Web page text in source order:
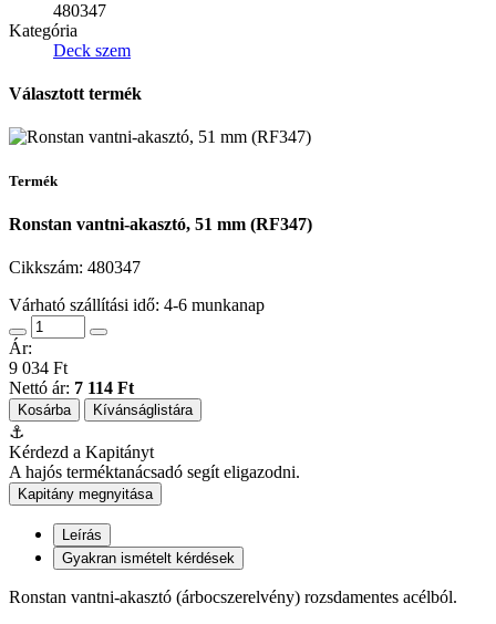
480347
Kategória
Deck szem
Választott termék
Termék
Ronstan vantni-akasztó, 51 mm (RF347)
Cikkszám: 480347
Várható szállítási idő: 4-6 munkanap
Ár:
9 034 Ft
Nettó ár: 7 114 Ft
Kosárba Kívánságlistára
⚓
Kérdezd a Kapitányt
A hajós terméktanácsadó segít eligazodni.
Kapitány megnyitása
Leírás
Gyakran ismételt kérdések
Ronstan vantni-akasztó (árbocszerelvény) rozsdamentes acélból.